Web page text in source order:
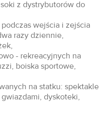
z dystrybutorów do
wejścia i zejścia
razy dziennie,
- rekreacyjnych na
boiska sportowe,
na statku: spektakle
dyskoteki,